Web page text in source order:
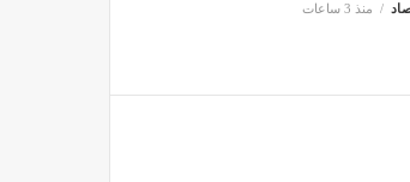
منذ 3 ساعات